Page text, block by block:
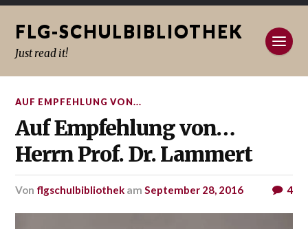
FLG-SCHULBIBLIOTHEK
Just read it!
AUF EMPFEHLUNG VON...
Auf Empfehlung von…
Herrn Prof. Dr. Lammert
von flgschulbibliothek amSeptember 28, 2016 4